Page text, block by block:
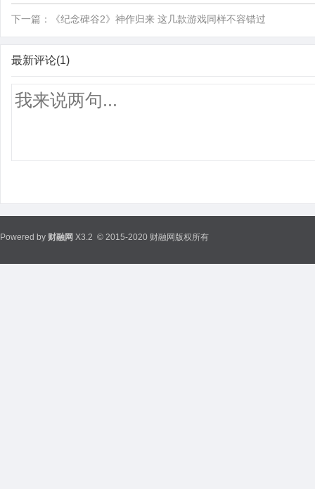
下一篇： 《纪念碑谷2》神作归来 这几款游戏同样不容错过
最新评论(1)
Powered by 财融网 X3.2 © 2015-2020 财融网版权所有